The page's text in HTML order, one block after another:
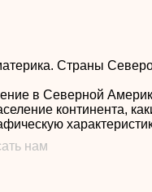
Страны
в Северной
континента,
нам